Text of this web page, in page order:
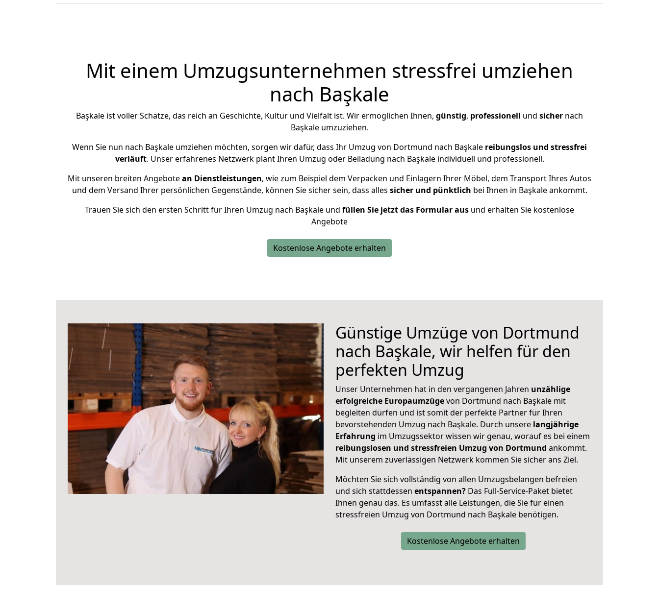
Mit einem Umzugsunternehmen stressfrei umziehen
nach Başkale
Başkale ist voller Schätze, das reich an Geschichte, Kultur und Vielfalt ist. Wir ermöglichen Ihnen, günstig, professionell und sicher nach
Başkale umzuziehen.
Wenn Sie nun nach Başkale umziehen möchten, sorgen wir dafür, dass Ihr Umzug von Dortmund nach Başkale reibungslos und stressfrei
verläuft. Unser erfahrenes Netzwerk plant Ihren Umzug oder Beiladung nach Başkale individuell und professionell.
Mit unseren breiten Angebotean Dienstleistungen, wie zum Beispiel dem Verpacken und Einlagern Ihrer Möbel, dem Transport Ihres Autos
und dem Versand Ihrer persönlichen Gegenstände, können Sie sicher sein, dass alles sicher und pünktlich bei Ihnen in Başkale ankommt.
Trauen Sie sich den ersten Schritt für Ihren Umzug nach Başkale und füllen Sie jetzt das Formular aus und erhalten Sie kostenlose
Angebote
Kostenlose Angebote erhalten
Günstige Umzüge von Dortmund
nach Başkale, wir helfen für den
perfekten Umzug
Unser Unternehmen hat in den vergangenen Jahren unzählige
erfolgreiche Europaumzügevon Dortmund nach Başkale mit
begleiten dürfen und ist somit der perfekte Partner für Ihren
bevorstehenden Umzug nach Başkale. Durch unsere langjährige
Erfahrung im Umzugssektor wissen wir genau, worauf es bei einem
reibungslosen und stressfreien Umzug von Dortmund ankommt.
Mit unserem zuverlässigen Netzwerk kommen Sie sicher ans Ziel.
Möchten Sie sich vollständig von allen Umzugsbelangen befreien
und sich stattdessen entspannen? Das Full-Service-Paket bietet
Ihnen genau das. Es umfasst alle Leistungen, die Sie für einen
stressfreien Umzug von Dortmund nach Başkale benötigen.
Kostenlose Angebote erhalten